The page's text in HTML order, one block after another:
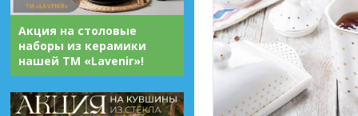
Акция на столовые
наборы из керамики
нашей ТМ «Lavenir»!